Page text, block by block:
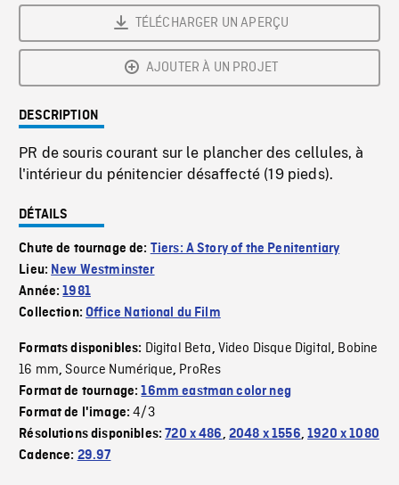
TÉLÉCHARGER UN APERÇU
AJOUTER À UN PROJET
DESCRIPTION
PR de souris courant sur le plancher des cellules, à
l'intérieur du pénitencier désaffecté (19 pieds).
DÉTAILS
Chute de tournage de: Tiers: A Story of the Penitentiary
Lieu: New Westminster
Année:1981
Collection:Office National du Film
Formats disponibles: Digital Beta, Video Disque Digital, Bobine
16 mm,Source Numérique, ProRes
Format de tournage:16mm eastman color neg
Format de l'image:4/3
Résolutions disponibles:720 x 486, 2048 x 1556,1920 x 1080
Cadence: 29.97